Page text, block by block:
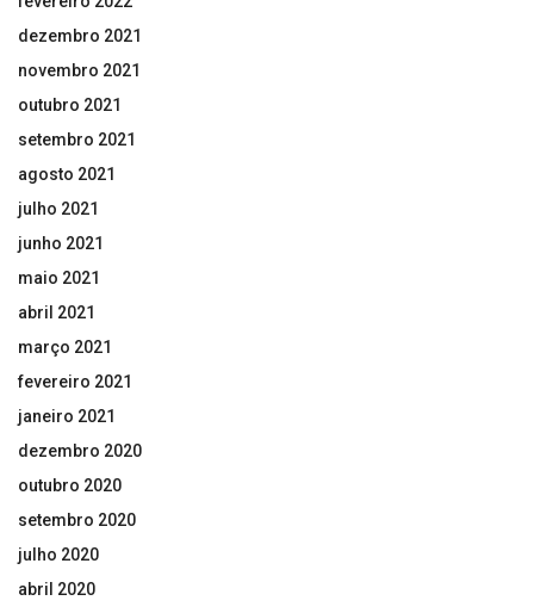
dezembro 2021
novembro 2021
outubro 2021
setembro 2021
agosto 2021
julho 2021
junho 2021
maio 2021
abril 2021
março 2021
fevereiro 2021
janeiro 2021
dezembro 2020
outubro 2020
setembro 2020
julho 2020
abril 2020